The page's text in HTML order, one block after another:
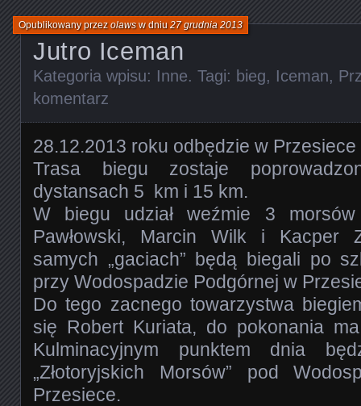
Jutro Iceman
Opublikowany przezolawsw dniu27 grudnia 2013
Kategoria wpisu: Inne. Tagi: bieg, Iceman,
komentarz
28.12.2013 roku odbędzie w
Trasa biegu zostaje
dystansach 5 km i 15 km.
W biegu udział weźmie 3
Pawłowski, Marcin Wilk i Kacper
samych „gaciach” będą biegali po
przy Wodospadzie Podgórnej w
Do tego zacnego towarzystwa
się Robert Kuriata, do pokonania
Kulminacyjnym punktem dnia
„Złotoryjskich Morsów” pod
Przesiece.